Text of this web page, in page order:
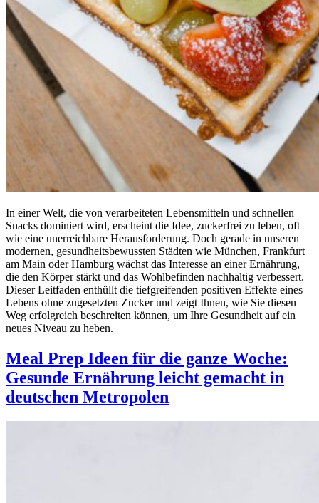
In einer Welt, die von verarbeiteten Lebensmitteln und schnellen
Snacks dominiert wird, erscheint die Idee, zuckerfrei zu leben, oft
wie eine unerreichbare Herausforderung. Doch gerade in unseren
modernen, gesundheitsbewussten Städten wie München, Frankfurt
am Main oder Hamburg wächst das Interesse an einer Ernährung,
die den Körper stärkt und das Wohlbefinden nachhaltig verbessert.
Dieser Leitfaden enthüllt die tiefgreifenden positiven Effekte eines
Lebens ohne zugesetzten Zucker und zeigt Ihnen, wie Sie diesen
Weg erfolgreich beschreiten können, um Ihre Gesundheit auf ein
neues Niveau zu heben.
Meal Prep Ideen für die ganze Woche:
Gesunde Ernährung leicht gemacht in
deutschen Metropolen